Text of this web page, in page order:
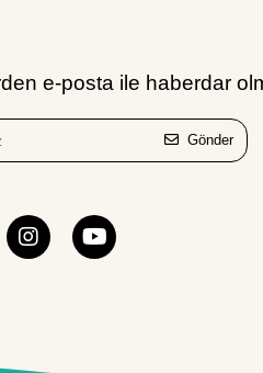
e-posta ile haberdar
Gönder